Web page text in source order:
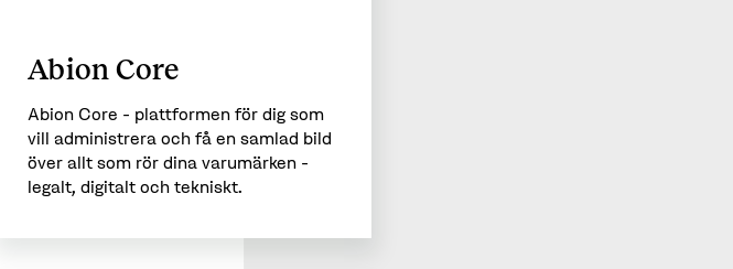
Abion Core
Abion Core - plattformen för dig som
vill administrera och få en samlad bild
över allt som rör dina varumärken -
legalt, digitalt och tekniskt.